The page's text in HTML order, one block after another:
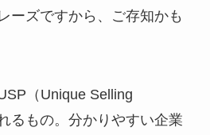
ーズですから、ご存知かも
（Unique Selling
るもの。分かりやすい企業